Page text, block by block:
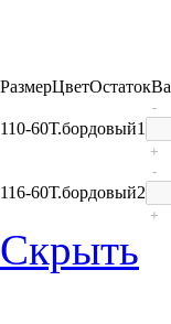
РазмерЦветОстаток
110-60Т.бордовый1
-
+
116-60Т.бордовый2
-
+
Скрыть